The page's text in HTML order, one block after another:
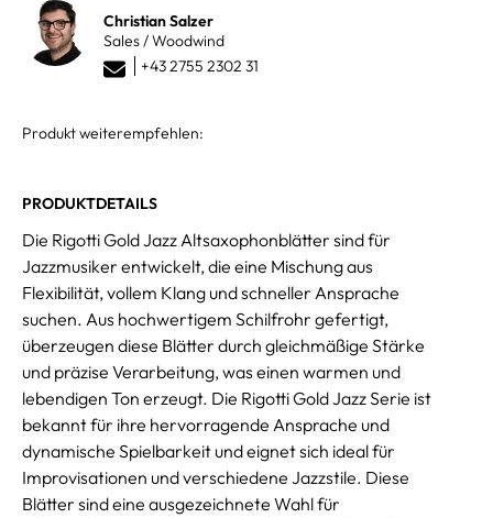
Christian Salzer
Sales / Woodwind
+43 2755 2302 31
Produkt weiterempfehlen:
PRODUKTDETAILS
Die Rigotti Gold Jazz Altsaxophonblätter sind für
Jazzmusiker entwickelt, die eine Mischung aus
Flexibilität, vollem Klang und schneller Ansprache
suchen. Aus hochwertigem Schilfrohr gefertigt,
überzeugen diese Blätter durch gleichmäßige Stärke
und präzise Verarbeitung, was einen warmen und
lebendigen Ton erzeugt. Die Rigotti Gold Jazz Serie ist
bekannt für ihre hervorragende Ansprache und
dynamische Spielbarkeit und eignet sich ideal für
Improvisationen und verschiedene Jazzstile. Diese
Blätter sind eine ausgezeichnete Wahl für